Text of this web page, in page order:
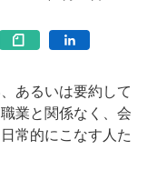
あるいは要約して
業と関係なく、会
常的にこなす人た